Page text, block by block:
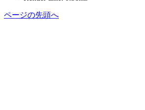
ページの先頭へ